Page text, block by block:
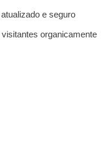
e seguro
organicamente